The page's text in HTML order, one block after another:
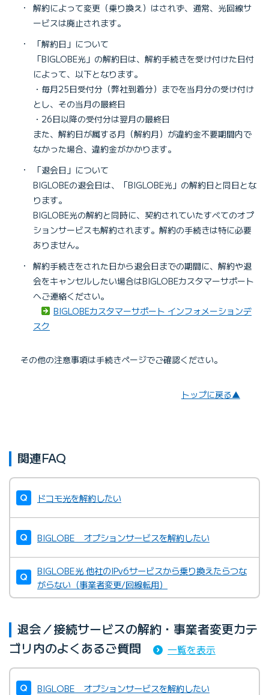
・
解約によって変更（乗り換え）はされず、通常、光回線サ
ービスは廃止されます。
・
「解約日」について
「BIGLOBE光」の解約日は、解約手続きを受け付けた日付
によって、以下となります。
・毎月25日受付分（弊社到着分）までを当月分の受け付け
とし、その当月の最終日
・26日以降の受付分は翌月の最終日
また、解約日が属する月（解約月）が違約金不要期間内で
なかった場合、違約金がかかります。
・
「退会日」について
BIGLOBEの退会日は、「BIGLOBE光」の解約日と同日とな
ります。
BIGLOBE光の解約と同時に、契約されていたすべてのオプ
ションサービスも解約されます。解約の手続きは特に必要
ありません。
・
解約手続きをされた日から退会日までの期間に、解約や退
会をキャンセルしたい場合はBIGLOBEカスタマーサポート
へご連絡ください。
BIGLOBEカスタマーサポート インフォメーションデ
スク
その他の注意事項は手続きページでご確認ください。
トップに戻る▲
関連FAQ
ドコモ光を解約したい
BIGLOBE オプションサービスを解約したい
BIGLOBE光 他社のIPv6サービスから乗り換えたらつな
がらない（事業者変更/回線転用）
退会／接続サービスの解約・事業者変更カテ
ゴリ内のよくあるご質問
一覧を表示
BIGLOBE オプションサービスを解約したい